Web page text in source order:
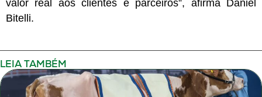
valor real aos clientes e parceiros”, afirma Daniel
Bitelli.
LEIA TAMBÉM